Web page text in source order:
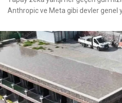
Anthropic ve Meta gibi devler genel